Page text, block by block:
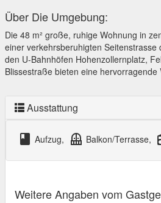
Über Die Umgebung:
Die 48 m² große, ruhige Wohnung in
einer verkehrsberuhigten Seitenstrasse
den U-Bahnhöfen Hohenzollernplatz,
Blissestraße bieten eine hervorragende
Ausstattung
class Aufzug, balcony Balkon/Terrasse,
Weitere Angaben vom